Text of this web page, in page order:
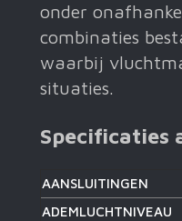
onder
combinaties
waarbij
situaties.
Specificaties
AANSLUITINGEN
ADEMLUCHTNIVEAU